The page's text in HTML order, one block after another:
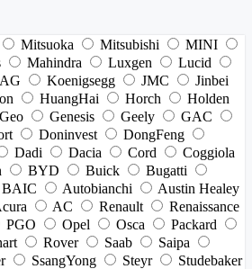
Mitsuoka Mitsubishi
MINI
Mahindra Luxgen
Lucid
Koenigsegg JMC
Jinbei
HuangHai Horch
Holden
Geo Genesis Geely
GAC
Doninvest
DongFeng
Dadi Dacia Cord
Coggiola
BYD Buick
Bugatti
BAIC Autobianchi
Austin Healey
AC Renault
Renaissance
PGO Opel Osca
Packard
Rover Saab
Saipa
SsangYong Steyr
Studebaker